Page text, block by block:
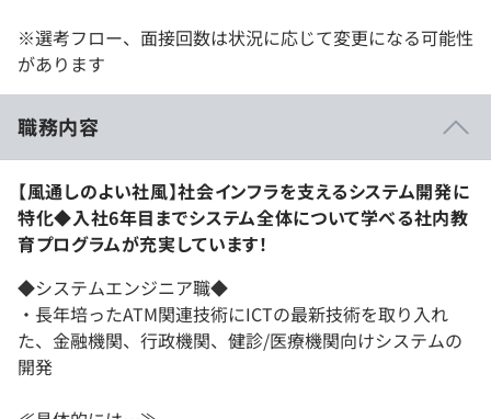
※選考フロー、面接回数は状況に応じて変更になる可能性
があります
職務内容
【風通しのよい社風】社会インフラを支えるシステム開発に
特化◆入社6年目までシステム全体について学べる社内教
育プログラムが充実しています！
◆システムエンジニア職◆
・長年培ったATM関連技術にICTの最新技術を取り入れ
た、金融機関、行政機関、健診/医療機関向けシステムの
開発